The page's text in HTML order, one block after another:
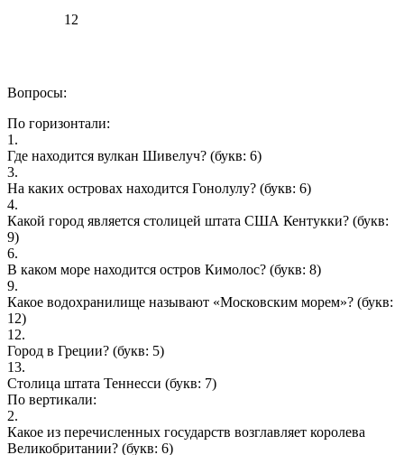
12
Вопросы:
По горизонтали:
1.
Где находится вулкан Шивелуч? (букв: 6)
3.
На каких островах находится Гонолулу? (букв: 6)
4.
Какой город является столицей штата США Кентукки? (букв:
9)
6.
В каком море находится остров Кимолос? (букв: 8)
9.
Какое водохранилище называют «Московским морем»? (букв:
12)
12.
Город в Греции? (букв: 5)
13.
Столица штата Теннесси (букв: 7)
По вертикали:
2.
Какое из перечисленных государств возглавляет королева
Великобритании? (букв: 6)